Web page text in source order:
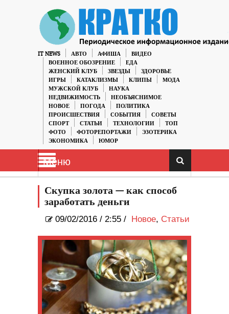
IT NEWS АВТО АФИША
ВИДЕО
ВОЕННОЕ ОБОЗРЕНИЕ
ЕДА
ЖЕНСКИЙ КЛУБ
ЗВЕЗДЫ
ЗДОРОВЬЕ
ИГРЫ
КАТАКЛИЗМЫ КЛИПЫ
МОДА
МУЖСКОЙ КЛУБ
НАУКА
НЕДВИЖИМОСТЬ
НЕОБЪЯСНИМОЕ
НОВОЕ
ПОГОДА
ПОЛИТИКА
ПРОИСШЕСТВИЯ
СОБЫТИЯ
СОВЕТЫ
СПОРТ
СТАТЬИ ТЕХНОЛОГИИ
ТОП
ФОТО
ФОТОРЕПОРТАЖИ
ЭЗОТЕРИКА
ЭКОНОМИКА
ЮМОР
Меню
Скупка золота — как способ
заработать деньги
09/02/2016 / 2:55 / Новое, Статьи